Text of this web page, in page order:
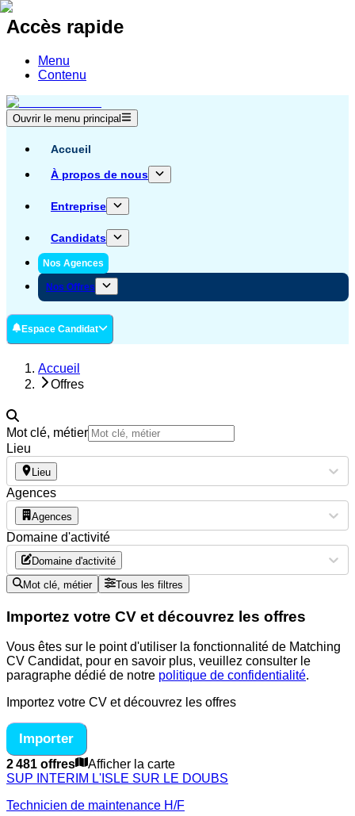
Accès rapide
Menu
Contenu
Ouvrir le menu principal
Accueil
À propos de nous
Entreprise
Candidats
Nos Agences
Nos Offres
Espace Candidat
Accueil
Offres
Mot clé, métier
Lieu
Lieu
Agences
Agences
Domaine d'activité
Domaine d'activité
Mot clé, métier Tous les filtres
Importez votre CV et découvrez les offres
Vous êtes sur le point d'utiliser la fonctionnalité de Matching
CV Candidat, pour en savoir plus, veuillez consulter le
paragraphe dédié de notre politique de confidentialité.
Importez votre CV et découvrez les offres
Importer
2 481 offres
Afficher la carte
SUP INTERIM L'ISLE SUR LE DOUBS
Technicien de maintenance H/F